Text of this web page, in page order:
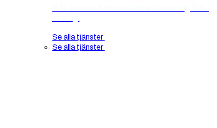
Se alla tjänster
Se alla tjänster